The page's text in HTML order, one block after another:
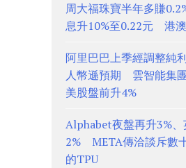
周大福珠寶半年多賺
息升10%至0.22元 港
阿里巴巴上季經調整純
人幣遜預期 雲智能集
美股盤前升4%
Alphabet夜盤再升3%
2% META傳洽談斥數
的TPU